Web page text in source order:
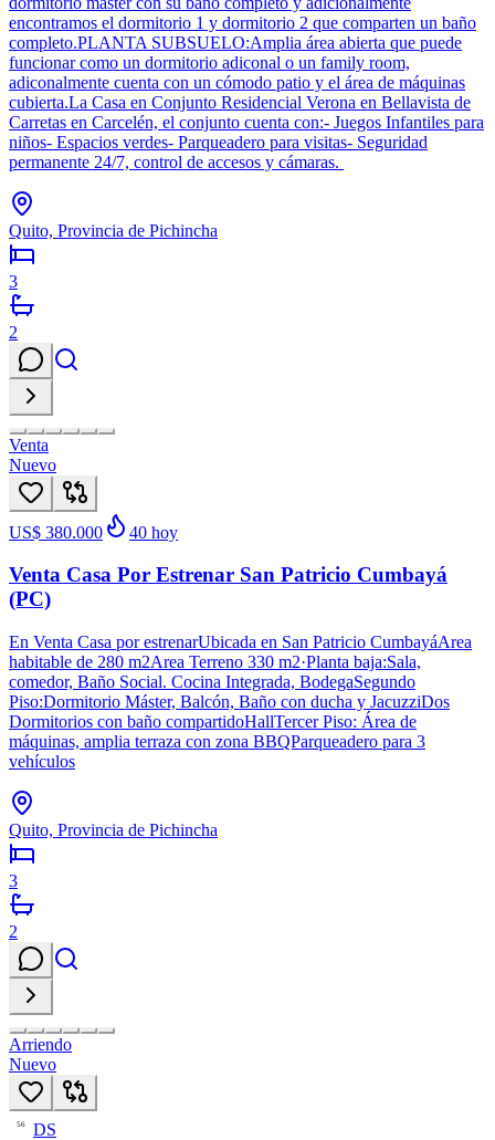
encontramos el dormitorio 1 y dormitorio 2 que comparten un baño
completo.PLANTA SUBSUELO:Amplia área abierta que puede
funcionar como un dormitorio adiconal o un family room,
adiconalmente cuenta con un cómodo patio y el área de máquinas
cubierta.La Casa en Conjunto Residencial Verona en Bellavista de
Carretas en Carcelén, el conjunto cuenta con:- Juegos Infantiles para
niños- Espacios verdes- Parqueadero para visitas- Seguridad
permanente 24/7, control de accesos y cámaras.
Quito, Provincia de Pichincha
3
2
Venta
Nuevo
US$ 380.000 40 hoy
Venta Casa Por Estrenar San Patricio Cumbayá
(PC)
En Venta Casa por estrenarUbicada en San Patricio CumbayáArea
habitable de 280 m2Area Terreno 330 m2·Planta baja:Sala,
comedor, Baño Social. Cocina Integrada, BodegaSegundo
Piso:Dormitorio Máster, Balcón, Baño con ducha y JacuzziDos
Dormitorios con baño compartidoHallTercer Piso: Área de
máquinas, amplia terraza con zona BBQParqueadero para 3
vehículos
Quito, Provincia de Pichincha
3
2
Arriendo
Nuevo
56
DS